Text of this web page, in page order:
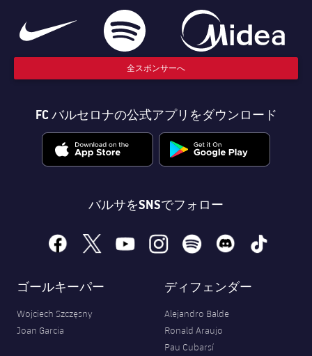
チケット
結果
スケジュール
チケット
PLUSICON
LABEL.ARIA.PLUS
チケット
結果
PLUSICON
LABEL.ARIA.PLUS
トップチーム
plusicon
label.aria.plus
チケット
結果
順位表
トップチーム
スケジュール
チケット
結果
トップチーム
plusicon
label.aria.plus
スケジュール
全スポンサーへ
FC バルセロナの公式アプリをダウンロード
バルサをSNSでフォロー
facebook
x youtubeinstagramspotify discord tiktok
ゴールキーパー
Wojciech Szczęsny
Joan Garcia
ディフェンダー
Alejandro Balde
Ronald Araujo
Pau Cubarsí